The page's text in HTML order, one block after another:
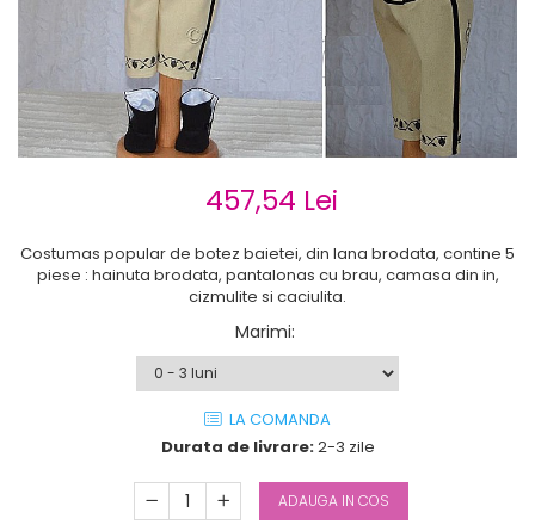
Cercei de aur lungi cu lant
Cercei din aur tortite
Cercei din aur alb
Cercei aur cu surub
457,54 Lei
Costumas popular de botez baietei, din lana brodata, contine 5
piese : hainuta brodata, pantalonas cu brau, camasa din in,
cizmulite si caciulita.
Marimi:
LA COMANDA
Durata de livrare:2-3 zile
ADAUGA IN COS